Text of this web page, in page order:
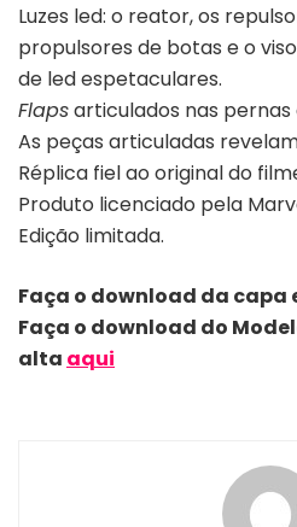
Luzes led: o reator, os
propulsores de botas e o
de led espetaculares.
Flapsarticulados nas pernas
As peças articuladas
Réplica fiel ao original do
Produto licenciado pela
Edição limitada.
Faça o download da capa
Faça o download do
alta aqui